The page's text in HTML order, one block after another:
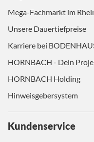
Mega-Fachmarkt im
Unsere Dauertiefpreise
Karriere bei
HORNBACH - Dein
HORNBACH Holding
Hinweisgebersystem
Kundenservice